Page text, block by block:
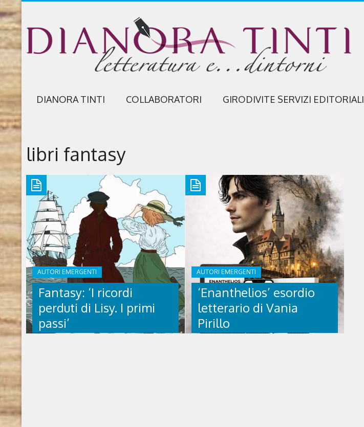
DIANORA TINTI COLLABORATORI GIRODIVITE SERVIZI EDITORIALI
libri fantasy
AUTORI EMERGENTI
Fantasy: ‘I ricordi
perduti di Lisy. I primi
passi’
AUTORI EMERGENTI
‘Enanthelios’ esordio
letterario di Vania
Pirillo